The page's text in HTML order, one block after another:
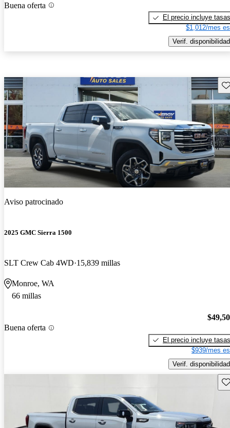
Buena oferta
El precio incluye tasas
$1,012/mes
Verif. disponibilidad
Aviso patrocinado
2025 GMC Sierra 1500
SLT Crew Cab 4WD 15,839 millas
Monroe, WA
66 millas
Buena oferta
El precio incluye tasas
$939/mes
Verif. disponibilidad